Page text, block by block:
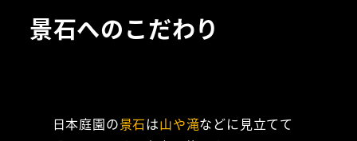
景石へのこだわり
日本庭園の景石は山や滝などに見立てて